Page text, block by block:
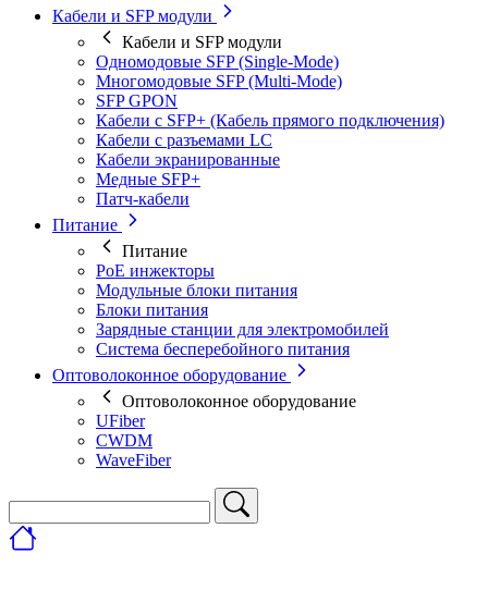
Кабели и SFP модули
Кабели и SFP модули
Одномодовые SFP (Single-Mode)
Многомодовые SFP (Multi-Mode)
SFP GPON
Кабели с SFP+ (Кабель прямого подключения)
Кабели с разъемами LC
Кабели экранированные
Медные SFP+
Патч-кабели
Питание
Питание
PoE инжекторы
Модульные блоки питания
Блоки питания
Зарядные станции для электромобилей
Система бесперебойного питания
Оптоволоконное оборудование
Оптоволоконное оборудование
UFiber
CWDM
WaveFiber